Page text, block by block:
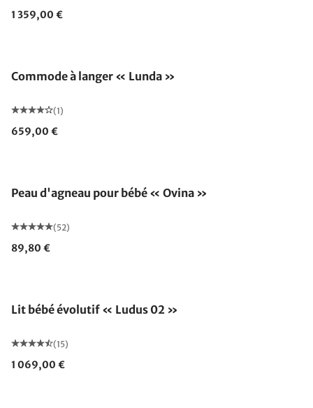
1 359,00 €
Commode à langer « Lunda »
(1)
659,00 €
Peau d'agneau pour bébé « Ovina »
(52)
89,80 €
Lit bébé évolutif « Ludus 02 »
(15)
1 069,00 €